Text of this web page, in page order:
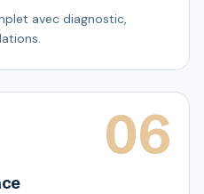
avec diagnostic,
06